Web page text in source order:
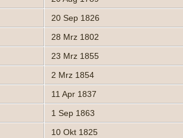
20 Sep 1826
28 Mrz 1802
23 Mrz 1855
2 Mrz 1854
11 Apr 1837
1 Sep 1863
10 Okt 1825